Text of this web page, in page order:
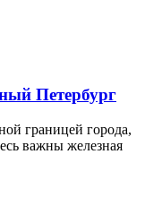
Петербург
границей города,
важны железная